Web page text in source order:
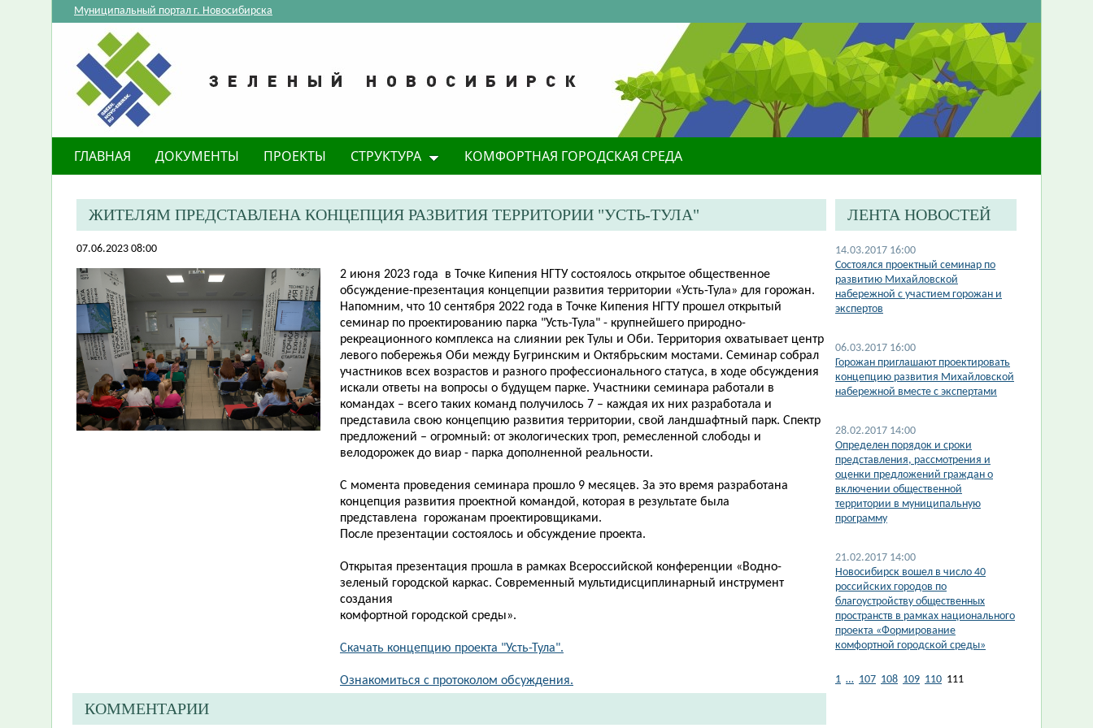
Муниципальный портал г. Новосибирска
ГЛАВНАЯ ДОКУМЕНТЫ ПРОЕКТЫ СТРУКТУРА КОМФОРТНАЯ ГОРОДСКАЯ СРЕДА
ЖИТЕЛЯМ ПРЕДСТАВЛЕНА КОНЦЕПЦИЯ РАЗВИТИЯ ТЕРРИТОРИИ "УСТЬ-ТУЛА"
07.06.2023 08:00
​2 июня 2023 года в Точке Кипения НГТУ состоялось открытое общественное
обсуждение-презентация концепции развития территории «Усть-Тула» для горожан.
Напомним, что 10 сентября 2022 года в Точке Кипения НГТУ прошел открытый
семинар по проектированию парка "Усть-Тула" - крупнейшего природно-
рекреационного комплекса на слиянии рек Тулы и Оби. Территория охватывает центр
левого побережья Оби между Бугринским и Октябрьским мостами. Семинар собрал
участников всех возрастов и разного профессионального статуса, в ходе обсуждения
искали ответы на вопросы о будущем парке. Участники семинара работали в
командах – всего таких команд получилось 7 – каждая их них разработала и
представила свою концепцию развития территории, свой ландшафтный парк. Спектр
предложений – огромный: от экологических троп, ремесленной слободы и
велодорожек до виар - парка дополненной реальности.
С момента проведения семинара прошло 9 месяцев. За это время разработана
концепция развития проектной командой, которая в результате была
представлена горожанам проектировщиками.
После презентации состоялось и обсуждение проекта.
Открытая презентация прошла в рамках Всероссийской конференции «Водно-
зеленый городской каркас. Современный мультидисциплинарный инструмент
cоздания
комфортной городской среды».
Скачать концепцию проекта "Усть-Тула".
Ознакомиться с протоколом обсуждения.
КОММЕНТАРИИ
ЛЕНТА НОВОСТЕЙ
14.03.2017 16:00
Состоялся проектный семинар по
развитию Михайловской
набережной с участием горожан и
экспертов
06.03.2017 16:00
Горожан приглашают проектировать
концепцию развития Михайловской
набережной вместе с экспертами
28.02.2017 14:00
Определен порядок и сроки
представления, рассмотрения и
оценки предложений граждан о
включении общественной
территории в муниципальную
программу
21.02.2017 14:00
Новосибирск вошел в число 40
российских городов по
благоустройству общественных
пространств в рамках национального
проекта «Формирование
комфортной городской среды»
1 … 107 108 109 110 111